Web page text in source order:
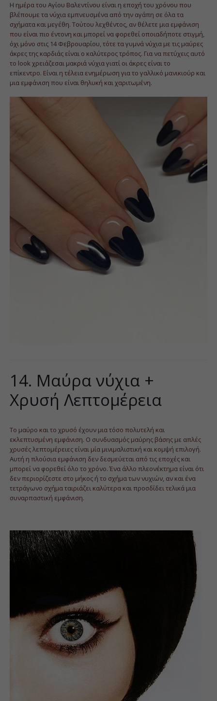
Η ημέρα του Αγίου Βαλεντίνου είναι η εποχή του χρόνου που
βλέπουμε τα νύχια εμπνευσμένα από την αγάπη σε όλα τα
σχήματα και μεγέθη. Τούτου λεχθέντος, αν θέλετε μια εμφάνιση
που είναι πιο έντονη και μπορεί να φορεθεί οποιαδήποτε στιγμή,
όχι μόνο στις 14 Φεβρουαρίου, τότε τα γυμνά νύχια με τις μαύρες
άκρες της καρδιάς είναι ο καλύτερος τρόπος. Για να πετύχεις αυτό
το look χρειάζεσαι μακριά νύχια γιατί οι άκρες είναι το
επίκεντρο. Είναι η τέλεια ενημέρωση για το γαλλικό μανικιούρ και
μια εμφάνιση που είναι θηλυκή και χαριτωμένη.
14. Μαύρα νύχια +
Χρυσή Λεπτομέρεια
Το μαύρο και το χρυσό έχουν μια τόσο πολυτελή και
εκλεπτυσμένη εμφάνιση. Ο συνδυασμός μαύρης βάσης με απλές
χρυσές λεπτομέρειες είναι μία μινιμαλιστική και κομψή επιλογή.
Αυτή η πλούσια εμφάνιση δεν δεσμεύεται από τις εποχές και
μπορεί να φορεθεί όλο το χρόνο. Ένα άλλο πλεονέκτημα είναι ότι
δεν περιορίζεστε στο μήκος ή το σχήμα των νυχιών, αν και ένα
τετράγωνο σχήμα ταιριάζει καλύτερα και προσδίδει τελικά μια
συναρπαστική εμφάνιση.